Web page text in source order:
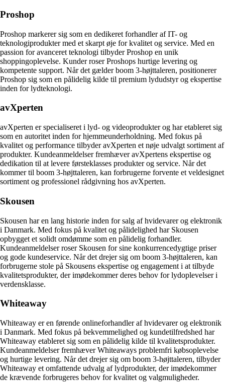
Proshop
Proshop markerer sig som en dedikeret forhandler af IT- og
teknologiprodukter med et skarpt øje for kvalitet og service. Med en
passion for avanceret teknologi tilbyder Proshop en unik
shoppingoplevelse. Kunder roser Proshops hurtige levering og
kompetente support. Når det gælder boom 3-højttaleren, positionerer
Proshop sig som en pålidelig kilde til premium lydudstyr og ekspertise
inden for lydteknologi.
avXperten
avXperten er specialiseret i lyd- og videoprodukter og har etableret sig
som en autoritet inden for hjemmeunderholdning. Med fokus på
kvalitet og performance tilbyder avXperten et nøje udvalgt sortiment af
produkter. Kundeanmeldelser fremhæver avXpertens ekspertise og
dedikation til at levere førsteklasses produkter og service. Når det
kommer til boom 3-højttaleren, kan forbrugerne forvente et veldesignet
sortiment og professionel rådgivning hos avXperten.
Skousen
Skousen har en lang historie inden for salg af hvidevarer og elektronik
i Danmark. Med fokus på kvalitet og pålidelighed har Skousen
opbygget et solidt omdømme som en pålidelig forhandler.
Kundeanmeldelser roser Skousen for sine konkurrencedygtige priser
og gode kundeservice. Når det drejer sig om boom 3-højttaleren, kan
forbrugerne stole på Skousens ekspertise og engagement i at tilbyde
kvalitetsprodukter, der imødekommer deres behov for lydoplevelser i
verdensklasse.
Whiteaway
Whiteaway er en førende onlineforhandler af hvidevarer og elektronik
i Danmark. Med fokus på bekvemmelighed og kundetilfredshed har
Whiteaway etableret sig som en pålidelig kilde til kvalitetsprodukter.
Kundeanmeldelser fremhæver Whiteaways problemfri købsoplevelse
og hurtige levering. Når det drejer sig om boom 3-højttaleren, tilbyder
Whiteaway et omfattende udvalg af lydprodukter, der imødekommer
de krævende forbrugeres behov for kvalitet og valgmuligheder.